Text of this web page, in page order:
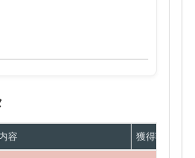
容 獲得額